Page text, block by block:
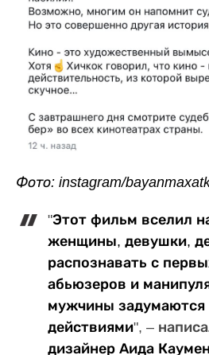
Фото: instagram/
"‎Этот фильм вселил
женщины, девушки,
распознавать с
абьюзеров и
мужчины задумаются
действиями", –
дизайнер Аида